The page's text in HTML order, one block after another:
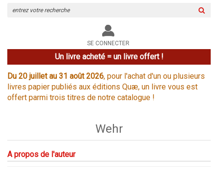
le
site
SE CONNECTER
Un livre acheté = un livre offert !
Du 20 juillet au 31 août 2026, pour l'achat d'un ou plusieurs
livres papier publiés aux éditions Quæ, un livre vous est
offert parmi trois titres de notre catalogue !
Wehr
A propos de l'auteur